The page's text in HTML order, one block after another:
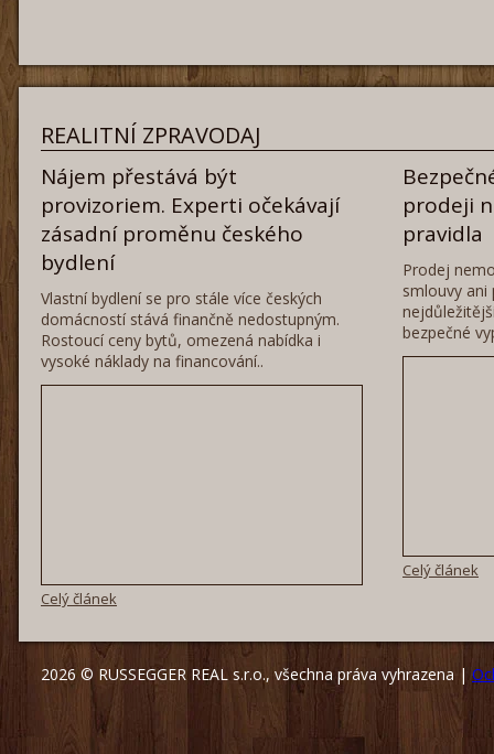
REALITNÍ ZPRAVODAJ
Nájem přestává být
provizoriem. Experti očekávají
zásadní proměnu českého
bydlení
Vlastní bydlení se pro stále více českých
domácností stává finančně nedostupným.
Rostoucí ceny bytů, omezená nabídka i
vysoké náklady na financování..
Celý článek
prodeji
pravidla
Prodej
smlouvy ani
bezpečné
Celý článek
2026 © RUSSEGGER REAL s.r.o., všechna práva vyhrazena |